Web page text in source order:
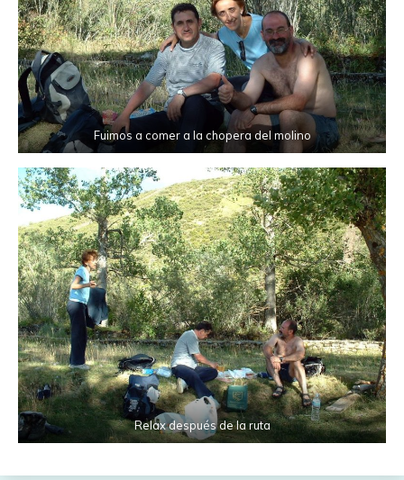
Fuimos a comer a la chopera del molino
Relax después de la ruta